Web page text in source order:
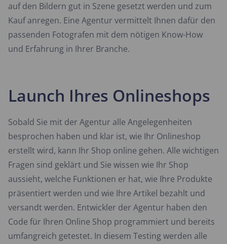
auf den Bildern gut in Szene gesetzt werden und zum
Kauf anregen. Eine Agentur vermittelt Ihnen dafür den
passenden Fotografen mit dem nötigen Know-How
und Erfahrung in Ihrer Branche.
Launch Ihres Onlineshops
Sobald Sie mit der Agentur alle Angelegenheiten
besprochen haben und klar ist, wie Ihr Onlineshop
erstellt wird, kann Ihr Shop online gehen. Alle wichtigen
Fragen sind geklärt und Sie wissen wie Ihr Shop
aussieht, welche Funktionen er hat, wie Ihre Produkte
präsentiert werden und wie Ihre Artikel bezahlt und
versandt werden. Entwickler der Agentur haben den
Code für Ihren Online Shop programmiert und bereits
umfangreich getestet. In diesem Testing werden alle